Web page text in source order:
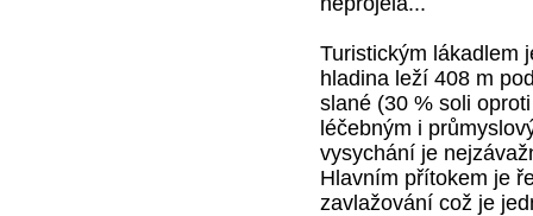
Turistickým lákadlem
hladina leží 408 m
slané (30 % soli
léčebným i
vysychání je
Hlavním přítokem je
zavlažování což je